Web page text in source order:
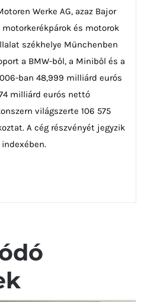
Werke AG, azaz Bajor
motorkerékpárok és motorok
székhelye Münchenben
a BMW-ből, a Miniből és a
ban 48,999 milliárd eurós
milliárd eurós nettó
világszerte 106 575
A cég részvényét jegyzik